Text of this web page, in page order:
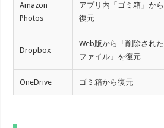
Amazon
Photos
アプリ内「ゴミ箱」から
復元
Dropbox
Web版から「削除された
ファイル」を復元
OneDrive ゴミ箱から復元